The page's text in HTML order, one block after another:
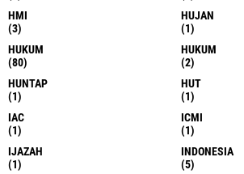
HMI
(3)
HUJAN
(1)
HUKUM
(80)
HUKUM
(2)
HUNTAP
(1)
HUT
(1)
IAC
(1)
ICMI
(1)
IJAZAH
(1)
INDONESIA
(5)